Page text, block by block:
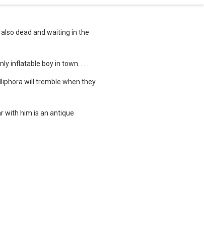
dead and waiting in the
inflatable boy in town. . . .
will tremble when they
with him is an antique